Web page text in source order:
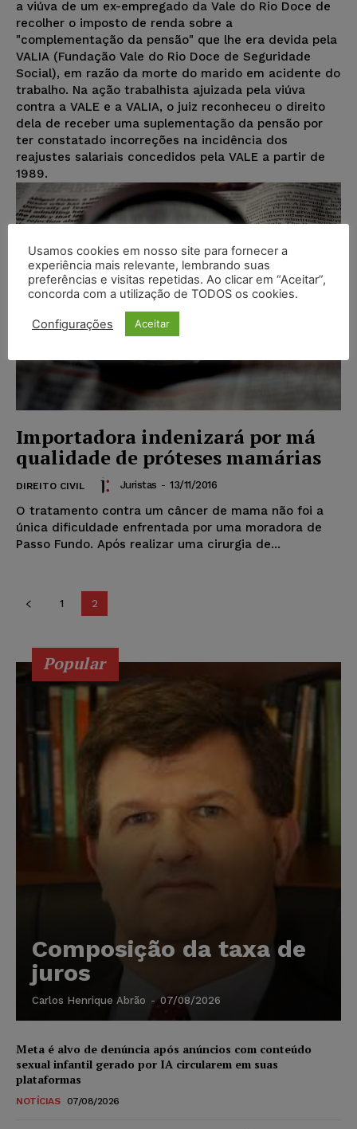
a viúva de um ex-empregado da Vale do Rio Doce de
recolher o imposto de renda sobre a
"complementação da pensão" que lhe era devida pela
VALIA (Fundação Vale do Rio Doce de Seguridade
Social), em razão da morte do marido em acidente do
trabalho. Na ação trabalhista ajuizada pela viúva
contra a VALE e a VALIA, o juiz reconheceu o direito
dela de receber uma suplementação da pensão por
ter constatado incorreções na incidência dos
reajustes salariais concedidos pela VALE a partir de
1989.
Importadora indenizará por má
qualidade de próteses mamárias
DIREITO CIVIL Juristas - 13/11/2016
O tratamento contra um câncer de mama não foi a
única dificuldade enfrentada por uma moradora de
Passo Fundo. Após realizar uma cirurgia de...
1 2
Popular
Composição da taxa de
juros
Carlos Henrique Abrão - 07/08/2026
Meta é alvo de denúncia após anúncios com conteúdo
sexual infantil gerado por IA circularem em suas
plataformas
NOTÍCIAS 07/08/2026
Usamos cookies em nosso site para fornecer a
experiência mais relevante, lembrando suas
preferências e visitas repetidas. Ao clicar em “Aceitar”,
concorda com a utilização de TODOS os cookies.
Configurações Aceitar